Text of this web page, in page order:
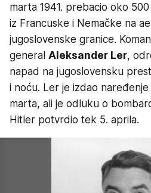
marta 1941. prebacio oko
iz Francuske i Nemačke na
jugoslovenske granice.
general Aleksander Ler,
napad na jugoslovensku
i noću. Ler je izdao
marta, ali je odluku o
Hitler potvrdio tek 5. aprila.